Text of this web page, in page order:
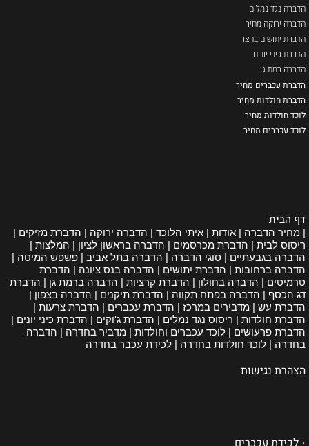
הדברה נגד נמלים
הדברה ירוקה מחיר
הדברת יתושים בחצר
הדברת כיני יונים
הדברה רמת גן
הדברת עכברים מחיר
הדברת חולדות מחיר
לוכד חולדות מחיר
לוכד עכברים מחיר
דף הבית
| מחיר הדברה | אודות | איתי הלוכד | הדברה ירוקה | הדברת מזיקים |
ריסוס לבית | הדברת מכרסמים | הדברה בראשון לציון | המלצות |
הדברה בגבעתיים | סוגי הדברה | הדברה בתל אביב | פשפש המיטה |
הדברה ברחובות | הדברת יתושים | הדברה בנס ציונה | הדברת
טרמיטים | הדברה בחולון | הדברת קרציות | הדברה ברמת גן | הדברת
דג הכסף | הדברה בפתח תקווה | הדברת תיקנים | הדברה בצפון |
הדברת עש | מדבירים במרכז | הדברת עכברים | הדברת צרעות |
הדברת חולדות | ריסוס נגד נמלים | הדברת ג'וקים | הדברת כיני יונים |
הדברת פרעושים | לוכד עכברים וחולדות | מדביר בחדרה | הדברה
בחדרה | לוכד חולדות בחדרה | לכידת עכבר בחדרה
הצהרת נגישות
•